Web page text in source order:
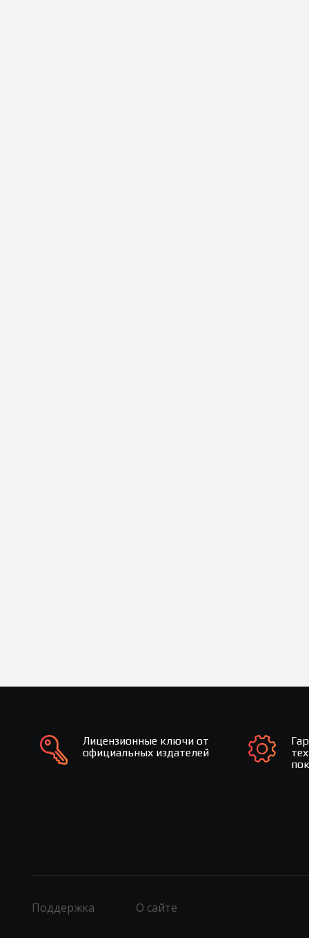
Лицензионные ключи от
официальных издателей
Поддержка О сайте